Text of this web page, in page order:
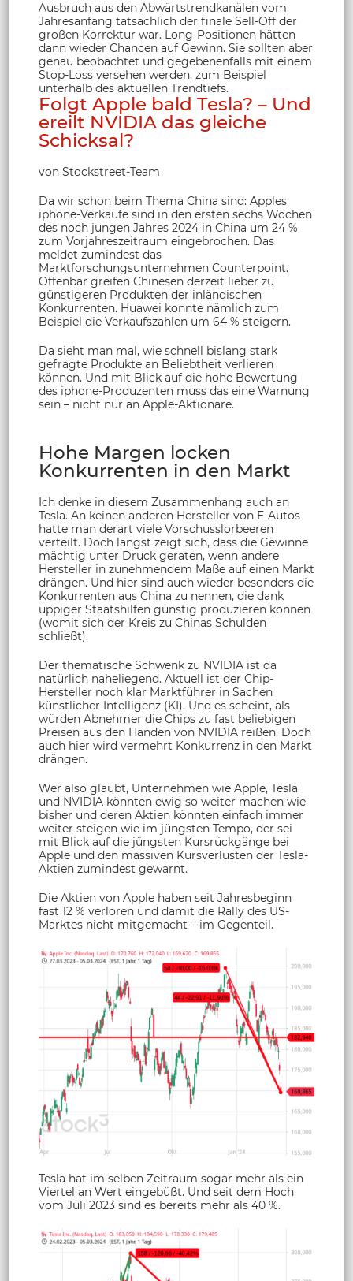
Ausbruch aus den Abwärtstrendkanälen vom
Jahresanfang tatsächlich der finale Sell-Off der
großen Korrektur war. Long-Positionen hätten
dann wieder Chancen auf Gewinn. Sie sollten aber
genau beobachtet und gegebenenfalls mit einem
Stop-Loss versehen werden, zum Beispiel
unterhalb des aktuellen Trendtiefs.
Folgt Apple bald Tesla? – Und
ereilt NVIDIA das gleiche
Schicksal?
von Stockstreet-Team
Da wir schon beim Thema China sind: Apples
iphone-Verkäufe sind in den ersten sechs Wochen
des noch jungen Jahres 2024 in China um 24 %
zum Vorjahreszeitraum eingebrochen. Das
meldet zumindest das
Marktforschungsunternehmen Counterpoint.
Offenbar greifen Chinesen derzeit lieber zu
günstigeren Produkten der inländischen
Konkurrenten. Huawei konnte nämlich zum
Beispiel die Verkaufszahlen um 64 % steigern.
Da sieht man mal, wie schnell bislang stark
gefragte Produkte an Beliebtheit verlieren
können. Und mit Blick auf die hohe Bewertung
des iphone-Produzenten muss das eine Warnung
sein – nicht nur an Apple-Aktionäre.
Hohe Margen locken
Konkurrenten in den Markt
Ich denke in diesem Zusammenhang auch an
Tesla. An keinen anderen Hersteller von E-Autos
hatte man derart viele Vorschusslorbeeren
verteilt. Doch längst zeigt sich, dass die Gewinne
mächtig unter Druck geraten, wenn andere
Hersteller in zunehmendem Maße auf einen Markt
drängen. Und hier sind auch wieder besonders die
Konkurrenten aus China zu nennen, die dank
üppiger Staatshilfen günstig produzieren können
(womit sich der Kreis zu Chinas Schulden
schließt).
Der thematische Schwenk zu NVIDIA ist da
natürlich naheliegend. Aktuell ist der Chip-
Hersteller noch klar Marktführer in Sachen
künstlicher Intelligenz (KI). Und es scheint, als
würden Abnehmer die Chips zu fast beliebigen
Preisen aus den Händen von NVIDIA reißen. Doch
auch hier wird vermehrt Konkurrenz in den Markt
drängen.
Wer also glaubt, Unternehmen wie Apple, Tesla
und NVIDIA könnten ewig so weiter machen wie
bisher und deren Aktien könnten einfach immer
weiter steigen wie im jüngsten Tempo, der sei
mit Blick auf die jüngsten Kursrückgänge bei
Apple und den massiven Kursverlusten der Tesla-
Aktien zumindest gewarnt.
Die Aktien von Apple haben seit Jahresbeginn
fast 12 % verloren und damit die Rally des US-
Marktes nicht mitgemacht – im Gegenteil.
Tesla hat im selben Zeitraum sogar mehr als ein
Viertel an Wert eingebüßt. Und seit dem Hoch
vom Juli 2023 sind es bereits mehr als 40 %.